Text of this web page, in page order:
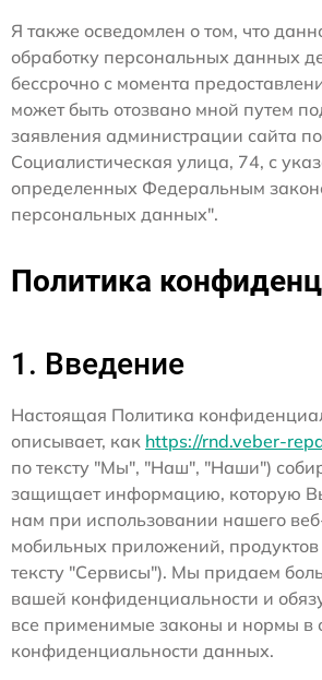
Я также осведомлен о том, что
обработку персональных данных
бессрочно с момента
может быть отозвано мной путем
заявления администрации сайта
Социалистическая улица, 74, с
определенных Федеральным
персональных данных".
Политика
1. Введение
Настоящая Политика
описывает, как https://rnd.veber-
по тексту "Мы", "Наш", "Наши")
защищает информацию, которую
нам при использовании нашего
мобильных приложений, продуктов
тексту "Сервисы"). Мы придаем
вашей конфиденциальности и
все применимые законы и нормы в
конфиденциальности данных.